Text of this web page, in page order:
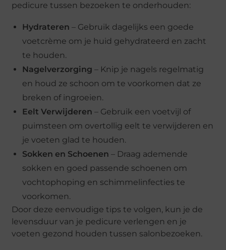
pedicure tussen bezoeken te onderhouden:
Hydrateren – Gebruik dagelijks een goede
voetcrème om je huid gehydrateerd en zacht
te houden.
Nagelverzorging – Knip je nagels regelmatig
en houd ze schoon om te voorkomen dat ze
breken of ingroeien.
Eelt Verwijderen – Gebruik een voetvijl of
puimsteen om overtollig eelt te verwijderen en
je voeten glad te houden.
Sokken en Schoenen – Draag ademende
sokken en goed passende schoenen om
vochtophoping en schimmelinfecties te
voorkomen.
Door deze eenvoudige tips te volgen, kun je de
levensduur van je pedicure verlengen en je
voeten gezond houden tussen salonbezoeken.